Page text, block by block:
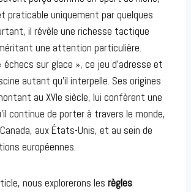
praticable uniquement par quelques
il révèle une richesse tactique
une attention particulière.
échecs sur glace », ce jeu d’adresse et
autant qu’il interpelle. Ses origines
au XVIe siècle, lui confèrent une
continue de porter à travers le monde,
aux États-Unis, et au sein de
européennes.
nous explorerons les règles